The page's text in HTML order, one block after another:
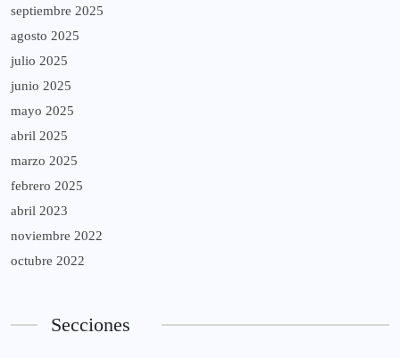
septiembre 2025
agosto 2025
julio 2025
junio 2025
mayo 2025
abril 2025
marzo 2025
febrero 2025
abril 2023
noviembre 2022
octubre 2022
Secciones